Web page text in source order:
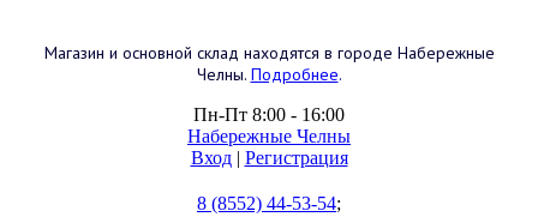
Магазин и основной склад находятся в городе Набережные
Челны. Подробнее.
Пн-Пт 8:00 - 16:00
Набережные Челны
Вход| Регистрация
8 (8552) 44-53-54;